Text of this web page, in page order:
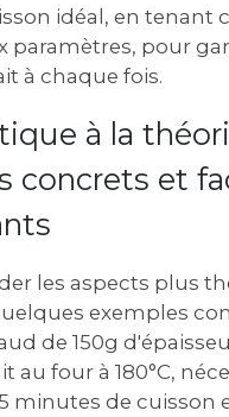
idéal, en tenant
paramètres, pour
à chaque fois.
à la
concrets et
les aspects plus
exemples
de 150g
au four à 180°C,
minutes de cuisson